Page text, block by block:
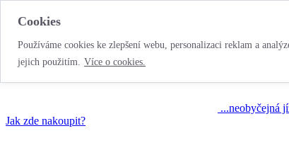
Cookies
Používáme cookies ke zlepšení webu, personalizaci reklam a
jejich použitím. Více o cookies.
...neobyčejná
Jak zde nakoupit?